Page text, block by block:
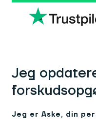
Jeg
Jeg er Aske, din